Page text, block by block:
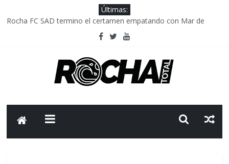
Últimas:
Rocha FC SAD termino el certamen empatando con Mar de
Delegación parlamentaria uruguaya llega a Israel; el Frente
Caso Charles Carrera: la causa que sobrevivió al paso del tiempo
Criminalidad en Uruguay: menos delitos,los homicidios son lo